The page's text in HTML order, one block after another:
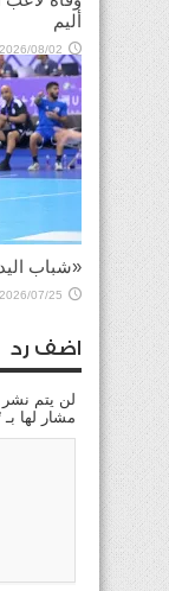
أليم
2026/08/02
«شباب
2026/07/25
اضف رد
لن يتم نشر
مشار لها بـ